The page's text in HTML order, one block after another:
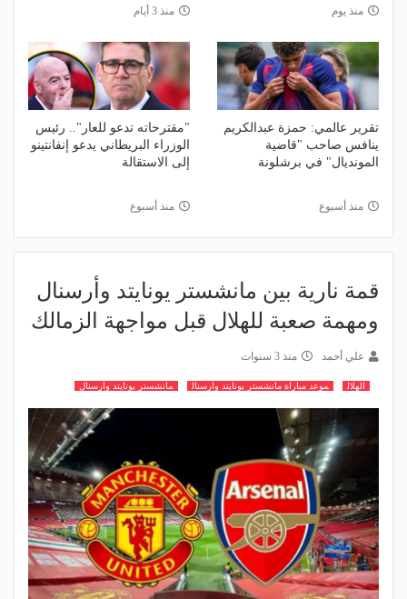
منذ يوم منذ 3 أيام
تقرير عالمي: حمزة عبدالكريم
ينافس صاحب "قاضية
المونديال" في برشلونة
منذ أسبوع
"مقترحاته تدعو للعار".. رئيس
الوزراء البريطاني يدعو إنفانتينو
إلى الاستقالة
منذ أسبوع
قمة نارية بين مانشستر يونايتد وأرسنال
ومهمة صعبة للهلال قبل مواجهة الزمالك
علي أحمد منذ 3 سنوات
الهلال موعد مباراة مانشستر يونايتد وارسنال مانشستر يونايتد وارسنال